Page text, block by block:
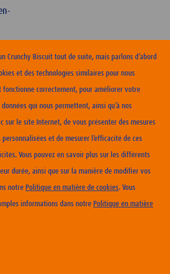
Crunchy Biscuit tout de suite, mais parlons d’abord
et des technologies similaires pour nous
fonctionne correctement, pour améliorer votre
qui nous permettent, ainsi qu’à nos
sur le site Internet, de vous présenter des mesures
et de mesurer l’efficacité de ces
Vous pouvez en savoir plus sur les différents
durée, ainsi que sur la manière de modifier vos
notre Politique en matière de cookies. Vous
informations dans notre Politique en matière